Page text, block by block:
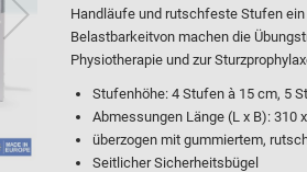
Handläufe und rutschfeste Stufen
Belastbarkeitvon machen die
Physiotherapie und zur
Stufenhöhe: 4 Stufen à 15 cm, 5
Abmessungen Länge (L x B): 310
überzogen mit gummiertem,
Seitlicher Sicherheitsbügel